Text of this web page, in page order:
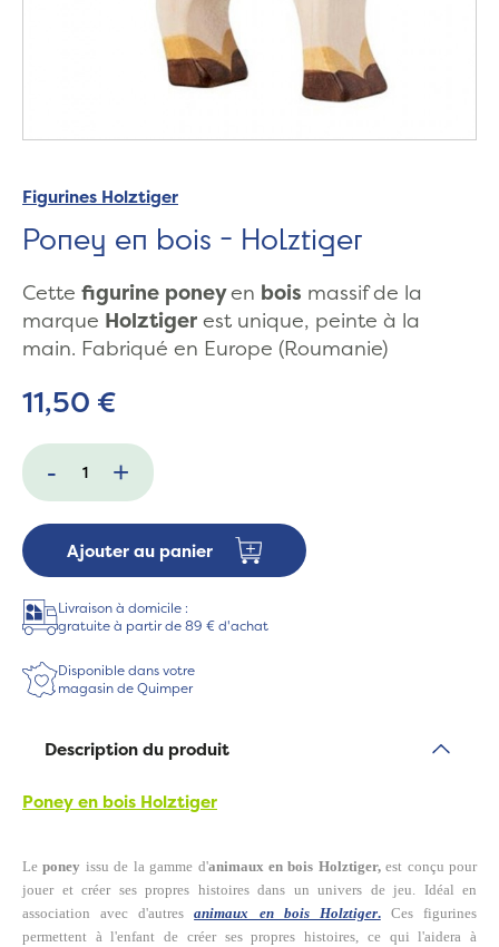
Figurines Holztiger
Poney en bois - Holztiger
Cette figurine poneyen bois massif de la
marque Holztiger est unique, peinte à la
main. Fabriqué en Europe (Roumanie)
11,50 €
- +
Ajouter au panier
Livraison à domicile :
gratuite à partir de 89 € d'achat
Disponible dans votre
magasin de Quimper
Description du produit
Poney en bois Holztiger
Leponey issu de la gamme d'animaux en bois Holztiger,est conçu pour
jouer et créer ses propres histoires dans un univers de jeu. Idéal en
association avec d'autresanimaux en bois Holztiger.Ces figurines
permettent à l'enfant de créer ses propres histoires, ce qui l'aidera à